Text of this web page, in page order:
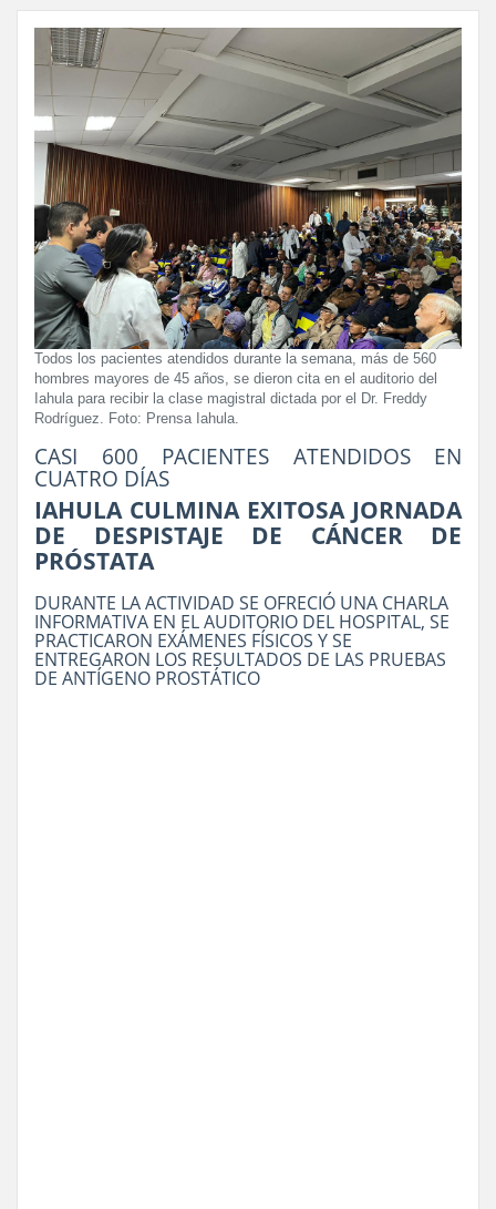
Todos los pacientes atendidos durante la semana, más de 560
hombres mayores de 45 años, se dieron cita en el auditorio del
Iahula para recibir la clase magistral dictada por el Dr. Freddy
Rodríguez. Foto: Prensa Iahula.
CASI 600 PACIENTES ATENDIDOS EN
CUATRO DÍAS
IAHULA CULMINA EXITOSA JORNADA
DE DESPISTAJE DE CÁNCER DE
PRÓSTATA
DURANTE LA ACTIVIDAD SE OFRECIÓ UNA CHARLA
INFORMATIVA EN EL AUDITORIO DEL HOSPITAL, SE
PRACTICARON EXÁMENES FÍSICOS Y SE
ENTREGARON LOS RESULTADOS DE LAS PRUEBAS
DE ANTÍGENO PROSTÁTICO